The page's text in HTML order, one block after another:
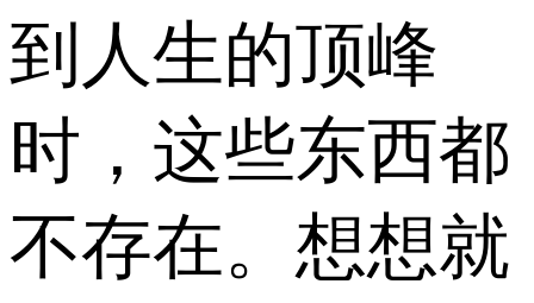
到人生的顶峰
时，这些东西都
不存在。想想就